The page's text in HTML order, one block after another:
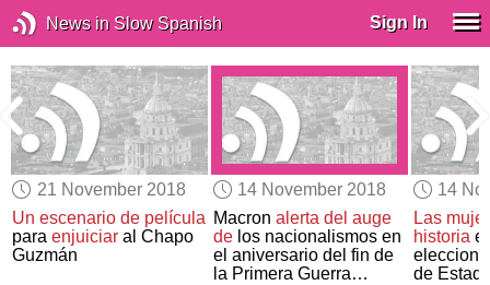
News in Slow Spanish Sign In
21 November 2018
Un escenario de película
paraenjuiciar al Chapo
Guzmán
14 November 2018
Macron alerta del auge
delos nacionalismos en
el aniversario del fin de
la Primera Guerra
14
Las
historia
de